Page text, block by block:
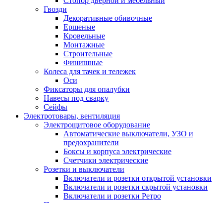
Гвозди
Декоративные обивочные
Ершеные
Кровельные
Монтажные
Строительные
Финишные
Колеса для тачек и тележек
Оси
Фиксаторы для опалубки
Навесы под сварку
Сейфы
Электротовары, вентиляция
Электрощитовое оборудование
Автоматические выключатели, УЗО и
предохранители
Боксы и корпуса электрические
Счетчики электрические
Розетки и выключатели
Включатели и розетки открытой установки
Включатели и розетки скрытой установки
Включатели и розетки Ретро